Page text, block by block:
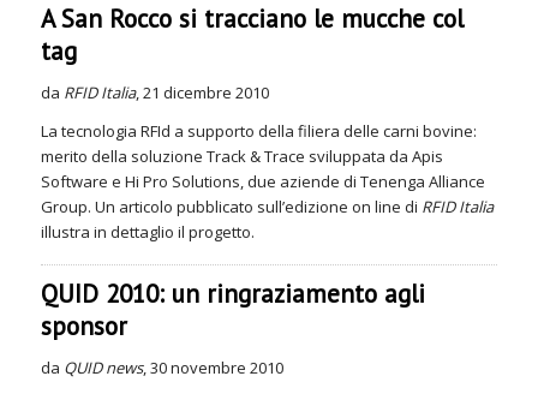
A San Rocco si tracciano le mucche col
tag
da RFID Italia, 21 dicembre 2010
La tecnologia RFId a supporto della filiera delle carni bovine:
merito della soluzione Track & Trace sviluppata da Apis
Software e Hi Pro Solutions, due aziende di Tenenga Alliance
Group. Un articolo pubblicato sull’edizione on line di RFID Italia
illustra in dettaglio il progetto.
QUID 2010: un ringraziamento agli
sponsor
da QUID news, 30 novembre 2010